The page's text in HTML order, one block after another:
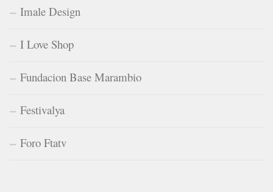
Imale Design
I Love Shop
Fundacion Base Marambio
Festivalya
Foro Ftatv